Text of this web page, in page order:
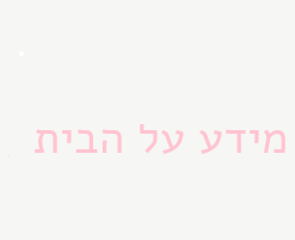
על הבית